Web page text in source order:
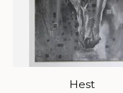
Hest